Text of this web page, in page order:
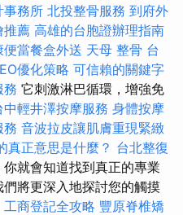
事務所 北投整骨服務 到府外
推薦 高雄的台胞證辦理指南
便當餐盒外送 天母 整骨 台
優化策略 可信賴的關鍵字
務 它刺激淋巴循環，增強免
中輕井澤按摩服務 身體按摩
務 音波拉皮讓肌膚重現緊緻
真正意思是什麼？ 台北整復
就會知道找到真正的專業
將更深入地探討您的觸摸
工商登記全攻略 豐原脊椎矯